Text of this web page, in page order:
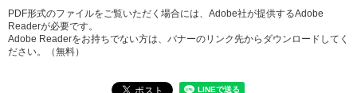
PDF形式のファイルをご覧いただく場合には、Adobe社が提供するAdobe
Readerが必要です。
Adobe Readerをお持ちでない方は、バナーのリンク先からダウンロードしてく
ださい。（無料）